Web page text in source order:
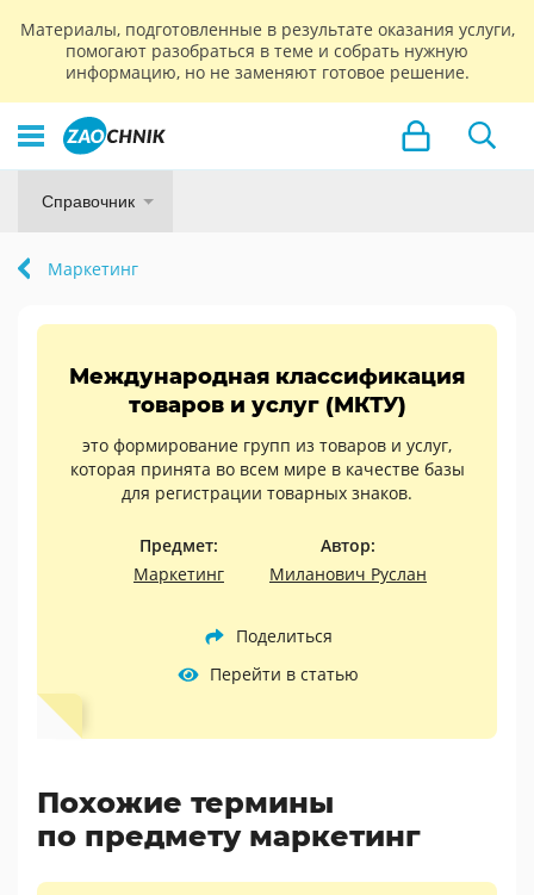
Материалы, подготовленные в результате оказания услуги,
помогают разобраться в теме и собрать нужную
информацию, но не заменяют готовое решение.
Справочник
Маркетинг
Международная классификация
товаров и услуг (МКТУ)
это формирование групп из товаров и услуг,
которая принята во всем мире в качестве базы
для регистрации товарных знаков.
Предмет:
Маркетинг
Автор:
Миланович Руслан
Поделиться
Перейти в статью
Похожие термины
по предмету маркетинг